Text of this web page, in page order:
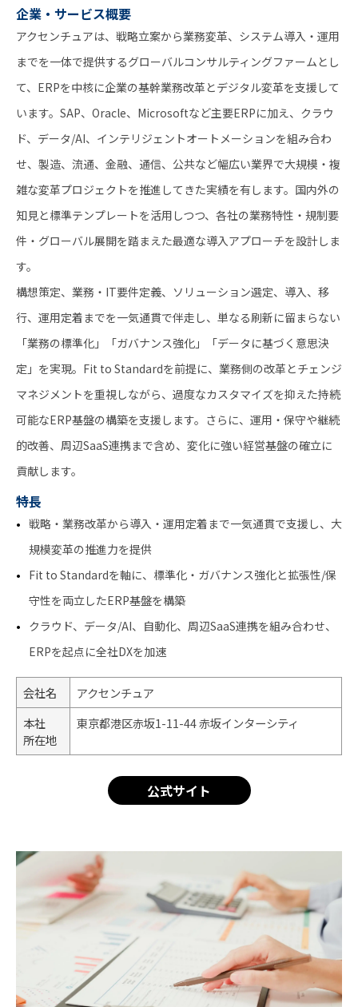
企業・サービス概要
アクセンチュアは、戦略立案から業務変革、システム導入・運用
までを一体で提供するグローバルコンサルティングファームとし
て、ERPを中核に企業の基幹業務改革とデジタル変革を支援して
います。SAP、Oracle、Microsoftなど主要ERPに加え、クラウ
ド、データ/AI、インテリジェントオートメーションを組み合わ
せ、製造、流通、金融、通信、公共など幅広い業界で大規模・複
雑な変革プロジェクトを推進してきた実績を有します。国内外の
知見と標準テンプレートを活用しつつ、各社の業務特性・規制要
件・グローバル展開を踏まえた最適な導入アプローチを設計しま
す。
構想策定、業務・IT要件定義、ソリューション選定、導入、移
行、運用定着までを一気通貫で伴走し、単なる刷新に留まらない
「業務の標準化」「ガバナンス強化」「データに基づく意思決
定」を実現。Fit to Standardを前提に、業務側の改革とチェンジ
マネジメントを重視しながら、過度なカスタマイズを抑えた持続
可能なERP基盤の構築を支援します。さらに、運用・保守や継続
的改善、周辺SaaS連携まで含め、変化に強い経営基盤の確立に
貢献します。
特長
戦略・業務改革から導入・運用定着まで一気通貫で支援し、大
規模変革の推進力を提供
Fit to Standardを軸に、標準化・ガバナンス強化と拡張性/保
守性を両立したERP基盤を構築
クラウド、データ/AI、自動化、周辺SaaS連携を組み合わせ、
ERPを起点に全社DXを加速
会社名
アクセンチュア
本社
所在地
東京都港区赤坂1-11-44 赤坂インターシティ
公式サイト